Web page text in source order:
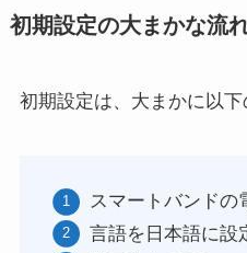
初期設定の大まかな流
初期設定は、大まかに以下
スマートバンドの
言語を日本語に設